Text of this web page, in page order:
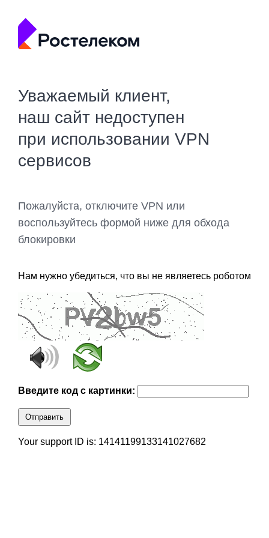
Уважаемый клиент,
наш сайт недоступен
при использовании VPN
сервисов
Пожалуйста, отключите VPN или
воспользуйтесь формой ниже для обхода
блокировки
Нам нужно убедиться, что вы не являетесь роботом
Введите код с картинки:
Отправить
Your support ID is: 14141199133141027682